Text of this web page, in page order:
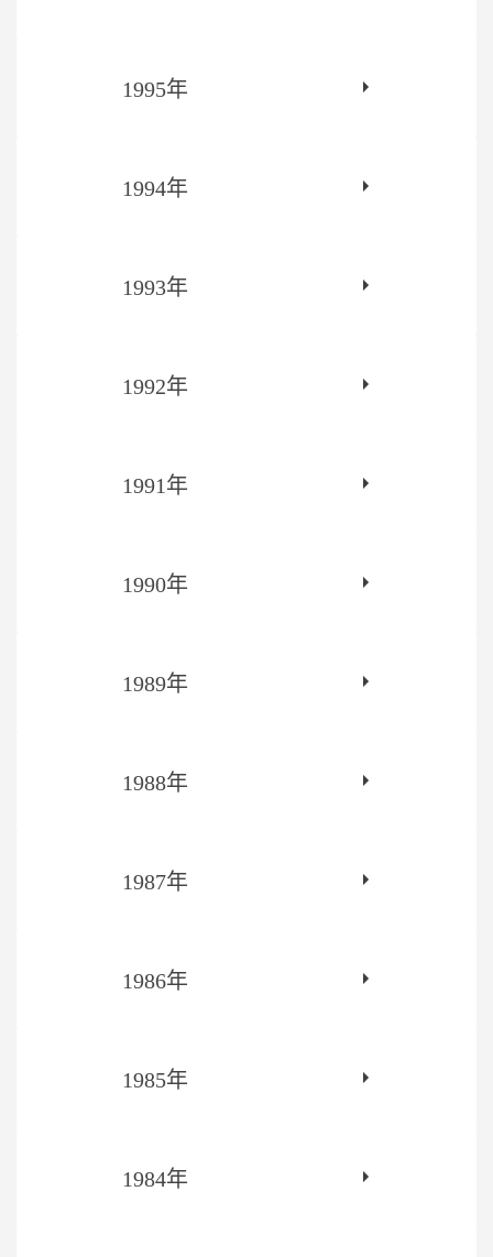
1995年
1994年
1993年
1992年
1991年
1990年
1989年
1988年
1987年
1986年
1985年
1984年